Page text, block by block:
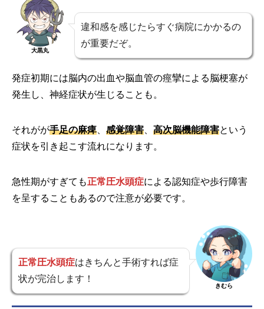
大黒丸
違和感を感じたらすぐ病院にかかるの
が重要だぞ。
発症初期には脳内の出血や脳血管の痙攣による脳梗塞が
発生し、神経症状が生じることも。
それがが手足の麻痺 感覚障害 高次脳機能障害という
症状を引き起こす流れになります。
急性期がすぎても正常圧水頭症による認知症や歩行障害
を呈することもあるので注意が必要です。
正常圧水頭症はきちんと手術すれば症
状が完治します！
きむら